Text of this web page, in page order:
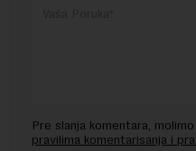
Pre slanja komentara,
pravilima komentarisanja i